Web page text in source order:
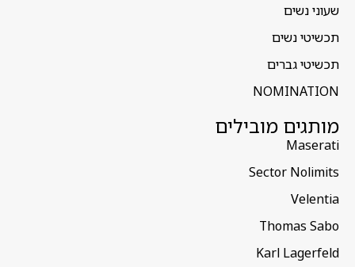
שעוני נשים
תכשיטי נשים
תכשיטי גברים
NOMINATION
מותגים מובילים
Maserati
Sector Nolimits
Velentia
Thomas Sabo
Karl Lagerfeld